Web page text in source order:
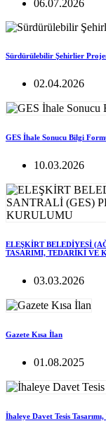
06.07.2026
Sürdürülebilir Şehirlier
02.04.2026
GES İhale Sonucu Bilgi
10.03.2026
ELEŞKİRT BELEDİYESİ
TASARIMI, TEDARİKİ VE
03.03.2026
Gazete Kısa İlan
01.08.2025
İhaleye Davet Tesis